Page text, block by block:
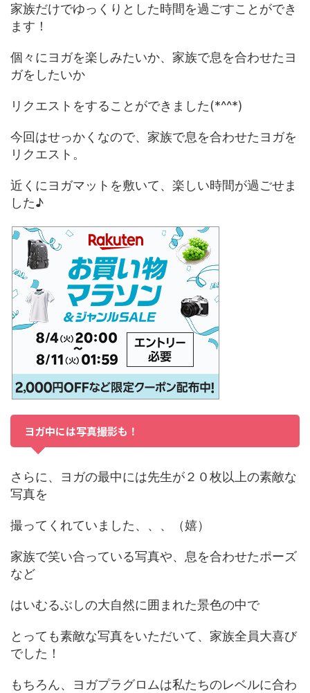
家族だけでゆっくりとした時間を過ごすことができ
ます！
個々にヨガを楽しみたいか、家族で息を合わせたヨ
ガをしたいか
リクエストをすることができました(*^^*)
今回はせっかくなので、家族で息を合わせたヨガを
リクエスト。
近くにヨガマットを敷いて、楽しい時間が過ごせま
した♪
ヨガ中には写真撮影も！
さらに、ヨガの最中には先生が２０枚以上の素敵な
写真を
撮ってくれていました、、、（嬉）
家族で笑い合っている写真や、息を合わせたポーズ
など
はいむるぶしの大自然に囲まれた景色の中で
とっても素敵な写真をいただいて、家族全員大喜び
でした！
もちろん、ヨガプラグロムは私たちのレベルに合わ